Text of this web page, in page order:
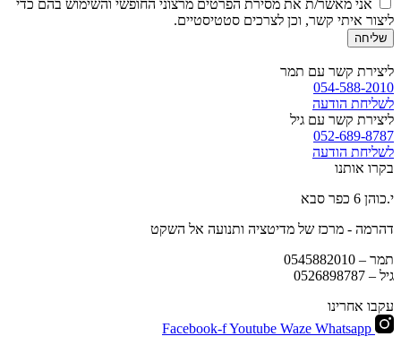
אני מאשר/ת את מסירת הפרטים מרצוני החופשי והשימוש בהם כדי
ליצור איתי קשר, וכן לצרכים סטטיסטיים.
שליחה
ליצירת קשר עם תמר
054-588-2010
לשליחת הודעה
ליצירת קשר עם גיל
052-689-8787
לשליחת הודעה
בקרו אותנו
י.כוהן 6 כפר סבא
דהרמה - מרכז של מדיטציה ותנועה אל השקט
תמר – 0545882010
גיל – 0526898787
עקבו אחרינו
Facebook-fYoutube Waze Whatsapp